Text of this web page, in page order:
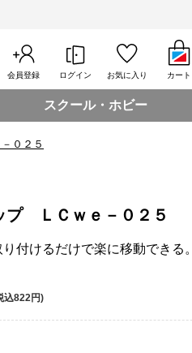
会員登録 ログイン お気に入り カート
スクール・ホビー
０２５
ＬＣｗｅ－０２５
付けるだけで楽に移動できる。
込822円)